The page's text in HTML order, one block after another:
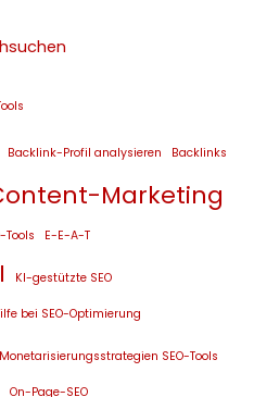
Backlink-Profil analysieren Backlinks
Marketing
Tools E-E-A-T
KI-gestützte SEO
bei SEO-Optimierung
Monetarisierungsstrategien SEO-Tools
On-Page-SEO